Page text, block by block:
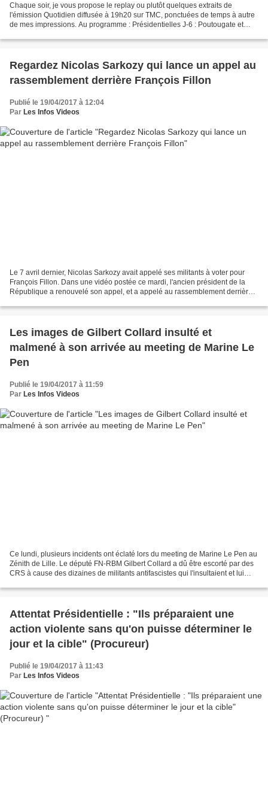
Chaque soir, je vous propose le replay ou plutôt quelques extraits de
l'émission Quotidien diffusée à 19h20 sur TMC, ponctuées de temps à autre
de mes impressions. Au programme : Présidentielles J-6 : Poutougate et
Regardez Nicolas Sarkozy qui lance un appel au
rassemblement derrière François Fillon
Publié le 19/04/2017 à 12:04
Par Les Infos Videos
Le 7 avril dernier, Nicolas Sarkozy avait appelé ses militants à voter pour
François Fillon. Dans une vidéo postée ce mardi, l'ancien président de la
République a renouvelé son appel, et a appelé au rassemblement derrière
Les images de Gilbert Collard insulté et
malmené à son arrivée au meeting de Marine Le
Pen
Publié le 19/04/2017 à 11:59
Par Les Infos Videos
Ce lundi, plusieurs incidents ont éclaté lors du meeting de Marine Le Pen au
Zénith de Lille. Le député FN-RBM Gilbert Collard a dû être escorté par des
CRS à cause des dizaines de militants antifascistes qui l'insultaient et lui
Attentat Présidentielle : "Ils préparaient une
action violente sans qu'on puisse déterminer le
jour et la cible" (Procureur)
Publié le 19/04/2017 à 11:43
Par Les Infos Videos